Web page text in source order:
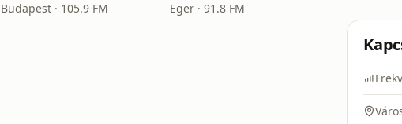
Budapest · 105.9 FM Eger · 91.8 FM